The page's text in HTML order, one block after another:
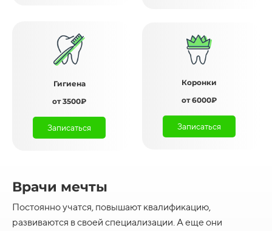
Гигиена
от 3500₽
Записаться
Коронки
от 6000₽
Записаться
Врачи мечты
Постоянно учатся, повышают квалификацию,
развиваются в своей специализации. А еще они